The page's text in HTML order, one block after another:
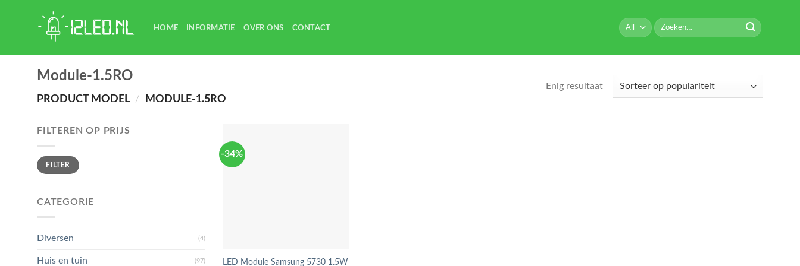
HOME INFORMATIE OVER ONS CONTACT
Zoeken
naar:
Module-1.5RO
PRODUCT MODEL / MODULE-1.5RO
Enig resultaat
FILTEREN OP PRIJS
Min.
prijs
Max.
prijsFILTER
CATEGORIE
Diversen (4)
Huis en tuin (97)
-34%
LED Module Samsung 5730 1.5W